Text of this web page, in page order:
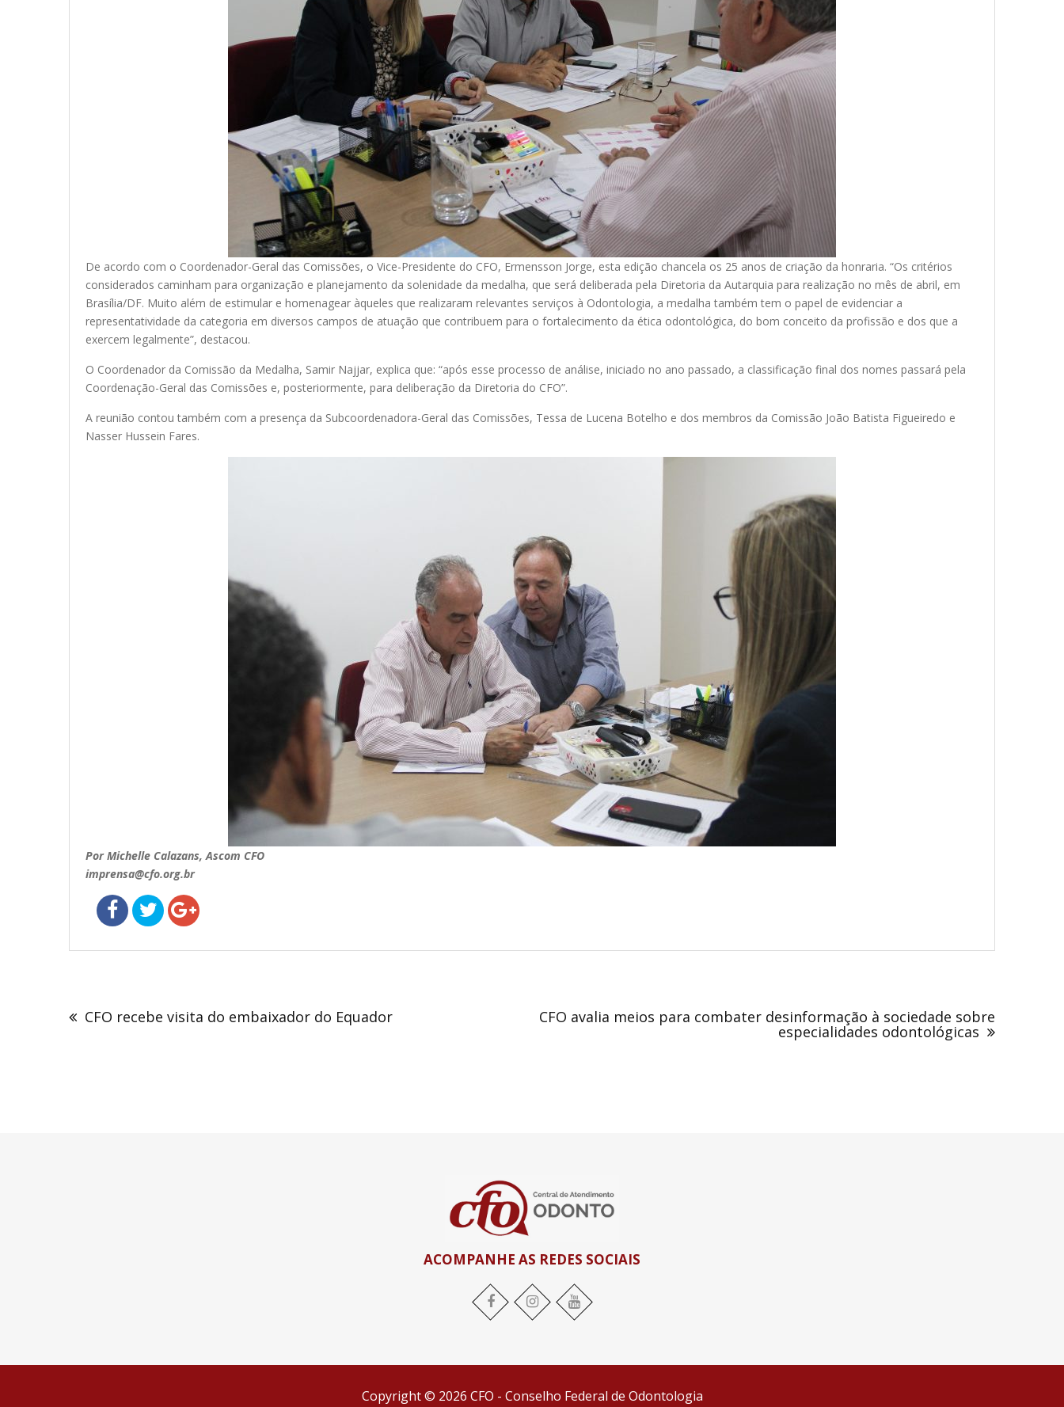
De acordo com o Coordenador-Geral das Comissões, o Vice-Presidente do CFO, Ermensson Jorge, esta edição chancela os 25 anos de criação da honraria. “Os critérios
considerados caminham para organização e planejamento da solenidade da medalha, que será deliberada pela Diretoria da Autarquia para realização no mês de abril, em
Brasília/DF. Muito além de estimular e homenagear àqueles que realizaram relevantes serviços à Odontologia, a medalha também tem o papel de evidenciar a
representatividade da categoria em diversos campos de atuação que contribuem para o fortalecimento da ética odontológica, do bom conceito da profissão e dos que a
exercem legalmente”, destacou.
O Coordenador da Comissão da Medalha, Samir Najjar, explica que: “após esse processo de análise, iniciado no ano passado, a classificação final dos nomes passará pela
Coordenação-Geral das Comissões e, posteriormente, para deliberação da Diretoria do CFO”.
A reunião contou também com a presença da Subcoordenadora-Geral das Comissões, Tessa de Lucena Botelho e dos membros da Comissão João Batista Figueiredo e
Nasser Hussein Fares.
Por Michelle Calazans, Ascom CFO
imprensa@cfo.org.br
de
Post
CFO recebe visita do embaixador do Equador CFO avalia meios para combater desinformação à sociedade sobre
especialidades odontológicas
ACOMPANHE AS REDES SOCIAIS
Facebook Instagram YouTube
Copyright © 2026 CFO - Conselho Federal de Odontologia